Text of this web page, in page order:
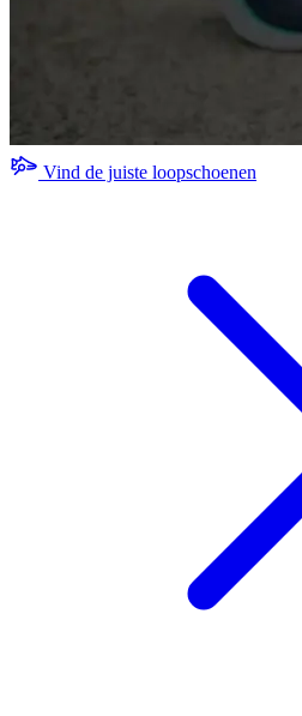
Vind de juiste loopschoenen